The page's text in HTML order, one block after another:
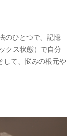
のひとつで、記憶
クス状態）で自分
して、悩みの根元や